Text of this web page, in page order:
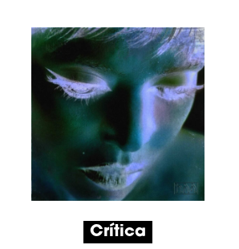
Crítica